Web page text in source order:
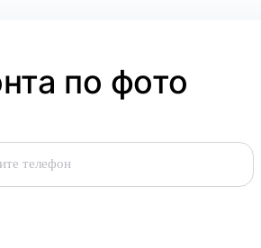
по фото